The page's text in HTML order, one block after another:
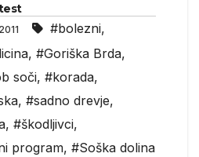
#bolezni,
, #Goriška Brda,
soči, #korada,
, #sadno drevje,
, #škodljivci,
program, #Soška dolina